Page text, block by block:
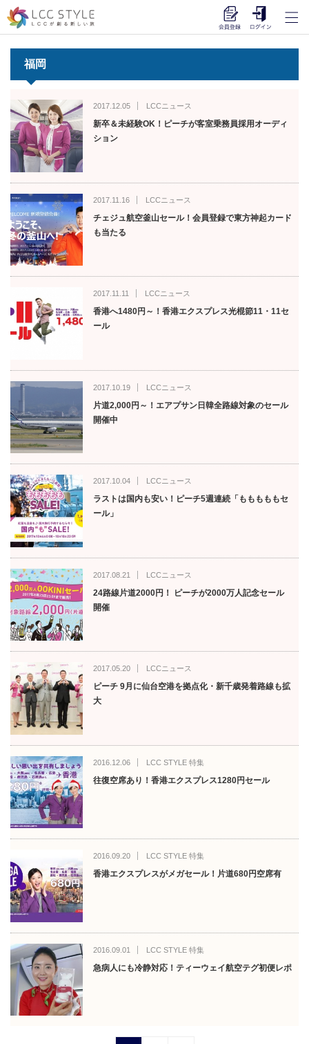
福岡
2017.12.05 LCCニュース
新卒＆未経験OK！ピーチが客室乗務員採用オーディ
ション
2017.11.16 LCCニュース
チェジュ航空釜山セール！会員登録で東方神起カード
も当たる
2017.11.11 LCCニュース
香港へ1480円～！香港エクスプレス光棍節11・11セ
ール
2017.10.19 LCCニュース
片道2,000円～！エアプサン日韓全路線対象のセール
開催中
2017.10.04 LCCニュース
ラストは国内も安い！ピーチ5週連続「もももももセ
ール」
2017.08.21 LCCニュース
24路線片道2000円！ ピーチが2000万人記念セール
開催
2017.05.20 LCCニュース
ピーチ 9月に仙台空港を拠点化・新千歳発着路線も拡
大
2016.12.06 LCC STYLE 特集
往復空席あり！香港エクスプレス1280円セール
2016.09.20 LCC STYLE 特集
香港エクスプレスがメガセール！片道680円空席有
2016.09.01 LCC STYLE 特集
急病人にも冷静対応！ティーウェイ航空テグ初便レポ